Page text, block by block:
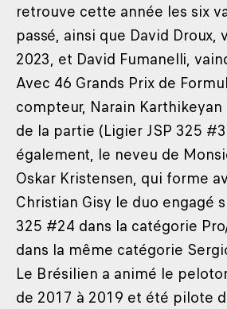
retrouve cette année les six
passé, ainsi que David Droux,
2023, et David Fumanelli,
Avec 46 Grands Prix de
compteur, Narain
de la partie (Ligier JSP 325
également, le neveu de
Oskar Kristensen, qui forme
Christian Gisy le duo engagé
325 #24 dans la catégorie
dans la même catégorie
Le Brésilien a animé le
de 2017 à 2019 et été pilote